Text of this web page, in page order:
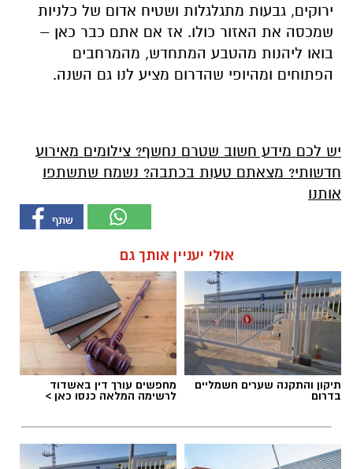
ירוקים, גבעות מתגלגלות ושטיח אדום של כלניות
שמכסה את האזור כולו. אז אם אתם כבר כאן –
בואו ליהנות מהטבע המתחדש, מהמרחבים
הפתוחים ומהיופי שהדרום מציע לנו גם השנה.
יש לכם מידע חשוב שטרם נחשף? צילומים מאירוע
חדשותי? מצאתם טעות בכתבה? נשמח שתשתפו
אותנו
אולי יעניין אותך גם
תיקון והתקנה שערים חשמליים
בדרום
מחפשים עורך דין באשדוד
לרשימה המלאה כנסו כאן >